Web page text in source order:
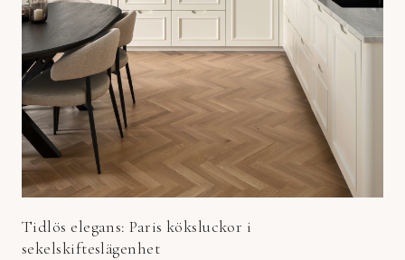
Tidlös elegans: Paris köksluckor i
sekelskifteslägenhet